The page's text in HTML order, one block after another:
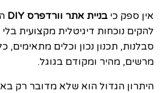
אין ספק כיבניית אתר וורדפרס DIY
להקים נוכחות דיגיטלית מקצועית
סבלנות, תכנון נכון וכלים מתאימים,
מרשים, מהיר ומקודם בגוגל.
היתרון הגדול הוא שלא מדובר רק